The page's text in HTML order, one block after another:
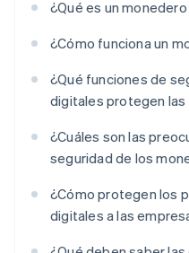
¿Qué es un
¿Cómo funciona un
¿Qué funciones de
digitales protegen las
¿Cuáles son las
seguridad de los
¿Cómo protegen los
digitales a las